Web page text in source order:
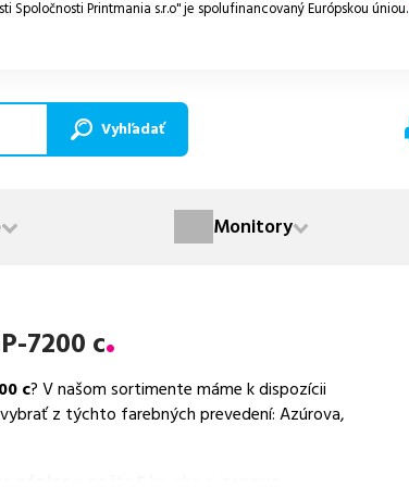
Printmania s.r.o" je spolufinancovaný Európskou úniou.
Vyhľadať
Monitory
7200 c
c? V našom sortimente máme k dispozícii
z týchto farebných prevedení: Azúrova,